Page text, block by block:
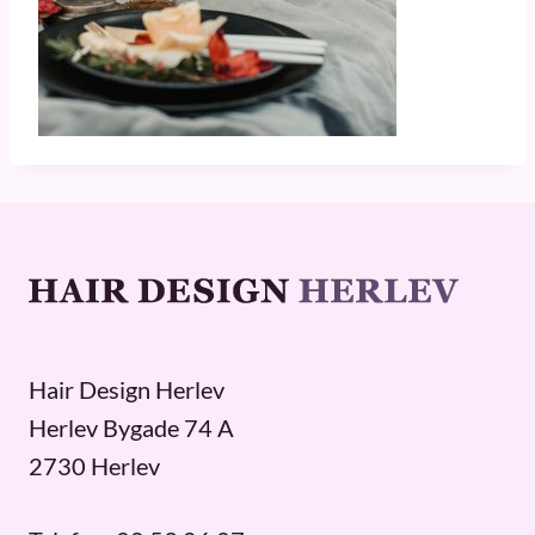
Hair Design Herlev
Herlev Bygade 74 A
2730 Herlev